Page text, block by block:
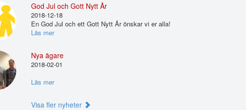
God Jul och Gott Nytt År
2018-12-18
En God Jul och ett Gott Nytt År önskar vi er alla!
Läs mer
Nya ägare
2018-02-01
Läs mer
Visa fler nyheter